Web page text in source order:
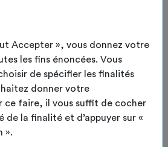
Accepter », vous donnez votre
les fins énoncées. Vous
de spécifier les finalités
donner votre
ce faire, il vous suffit de cocher
de la finalité et d’appuyer sur «
».
rangement
PANIERE
– pratiques, durables et
touche responsable et
intérieur avec nos panières
de toiles recyclées, elles
LIRE LA SUITE